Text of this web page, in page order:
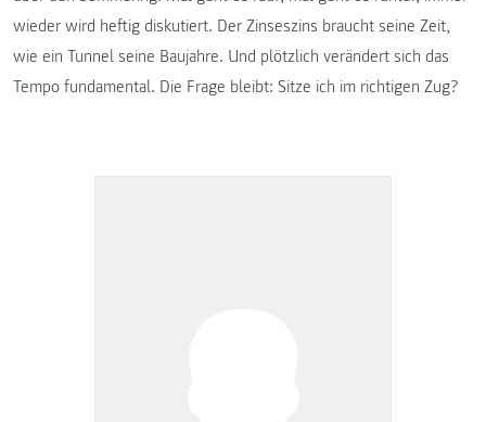
wieder wird heftig diskutiert. Der Zinseszins braucht seine Zeit,
wie ein Tunnel seine Baujahre. Und plötzlich verändert sich das
Tempo fundamental. Die Frage bleibt: Sitze ich im richtigen Zug?